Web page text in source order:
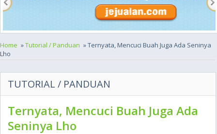
Home »Tutorial / Panduan » Ternyata, Mencuci Buah Juga Ada Seninya
Lho
TUTORIAL / PANDUAN
Ternyata, Mencuci Buah Juga Ada
Seninya Lho